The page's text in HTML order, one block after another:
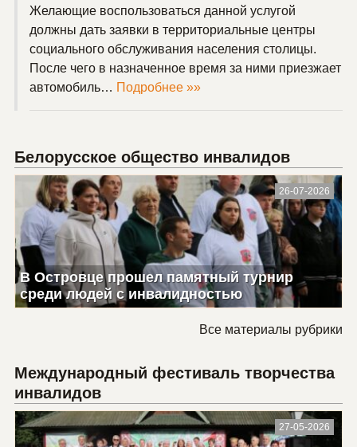
Желающие воспользоваться данной услугой
должны дать заявки в территориальные центры
социального обслуживания населения столицы.
После чего в назначенное время за ними приезжает
автомобиль… Подробнее »»
Белорусское общество инвалидов
26-07-2026
В Островце прошел памятный турнир
среди людей с инвалидностью
Все материалы рубрики
Международный фестиваль творчества
инвалидов
27-05-2026